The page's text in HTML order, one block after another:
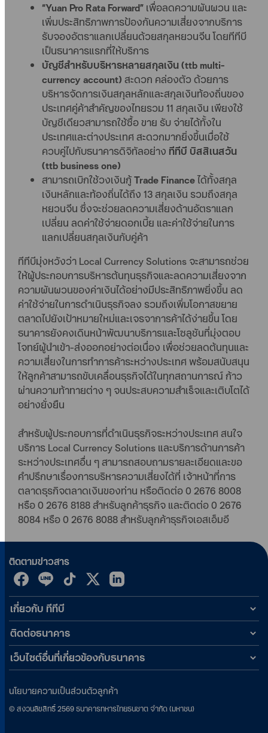
“Yuan Pro Rata Forward” เพื่อลดความผันผวน และ
เพิ่มประสิทธิภาพการป้องกันความเสี่ยงจากบริการ
รับจองอัตราแลกเปลี่ยนด้วยสกุลหยวนจีน โดยทีทีบี
เป็นธนาคารแรกที่ให้บริการ
บัญชีสำหรับบริหารหลายสกุลเงิน (ttb multi-
currency account) สะดวก คล่องตัว ด้วยการ
บริหารจัดการเงินสกุลหลักและสกุลเงินท้องถิ่นของ
ประเทศคู่ค้าสำคัญของไทยรวม 11 สกุลเงิน เพียงใช้
บัญชีเดียวสามารถใช้ซื้อ ขาย รับ จ่ายได้ทั้งใน
ประเทศและต่างประเทศ สะดวกมากยิ่งขึ้นเมื่อใช้
ควบคู่ไปกับธนาคารดิจิทัลอย่าง ทีทีบี บิสสิเนสวัน
(ttb business one)
สามารถเบิกใช้วงเงินกู้Trade Financeได้ทั้งสกุล
เงินหลักและท้องถิ่นได้ถึง 13 สกุลเงิน รวมถึงสกุล
หยวนจีน ซึ่งจะช่วยลดความเสี่ยงด้านอัตราแลก
เปลี่ยน ลดค่าใช้จ่ายดอกเบี้ย และค่าใช้จ่ายในการ
แลกเปลี่ยนสกุลเงินกับคู่ค้า
ทีทีบีมุ่งหวังว่า Local Currency Solutions จะสามารถช่วย
ให้ผู้ประกอบการบริหารต้นทุนธุรกิจและลดความเสี่ยงจาก
ความผันผวนของค่าเงินได้อย่างมีประสิทธิภาพยิ่งขึ้น ลด
ค่าใช้จ่ายในการดำเนินธุรกิจลง รวมถึงเพิ่มโอกาสขยาย
ตลาดไปยังเป้าหมายใหม่และเจรจาการค้าได้ง่ายขึ้น โดย
ธนาคารยังคงเดินหน้าพัฒนาบริการและโซลูชันที่มุ่งตอบ
โจทย์ผู้นำเข้า-ส่งออกอย่างต่อเนื่อง เพื่อช่วยลดต้นทุนและ
ความเสี่ยงในการทำการค้าระหว่างประเทศ พร้อมสนับสนุน
ให้ลูกค้าสามารถขับเคลื่อนธุรกิจได้ในทุกสถานการณ์ ก้าว
ผ่านความท้าทายต่าง ๆ จนประสบความสำเร็จและเติบโตได้
อย่างยั่งยืน
สำหรับผู้ประกอบการที่ดำเนินธุรกิจระหว่างประเทศ สนใจ
บริการ Local Currency Solutions และบริการด้านการค้า
ระหว่างประเทศอื่น ๆ สามารถสอบถามรายละเอียดและขอ
คำปรึกษาเรื่องการบริหารความเสี่ยงได้ที่ เจ้าหน้าที่การ
ตลาดธุรกิจตลาดเงินของท่าน หรือติดต่อ 0 2676 8008
หรือ 0 2676 8188 สำหรับลูกค้าธุรกิจ และติดต่อ 0 2676
8084 หรือ 0 2676 8088 สำหรับลูกค้าธุรกิจเอสเอ็มอี
ติดตามข่าวสาร
เกี่ยวกับ ทีทีบี
ติดต่อธนาคาร
เว็บไซต์อื่นที่เกี่ยวข้องกับธนาคาร
© สงวนลิขสิทธิ์2569ธนาคารทหารไทยธนชาต จำกัด (มหาชน)
นโยบายความเป็นส่วนตัวลูกค้า